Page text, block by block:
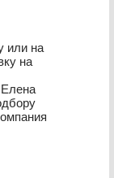
или на
на